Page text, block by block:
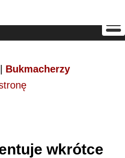
Bukmacherzy
wkrótce